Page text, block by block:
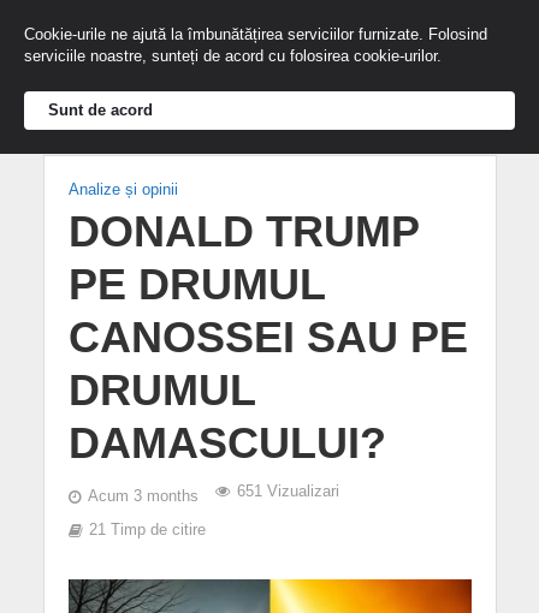
Analize și opinii
DONALD TRUMP
PE DRUMUL
CANOSSEI SAU PE
DRUMUL
DAMASCULUI?
Acum 3 months 651 Vizualizari
21 Timp de citire
Cookie-urile ne ajută la îmbunătățirea serviciilor furnizate. Folosind
serviciile noastre, sunteți de acord cu folosirea cookie-urilor.
Sunt de acord